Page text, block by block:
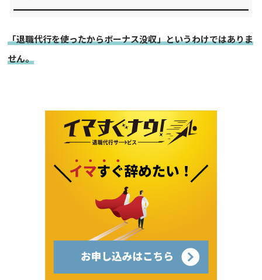
「退職代行を使ったからボーナス没収」というわけではありま
せん。